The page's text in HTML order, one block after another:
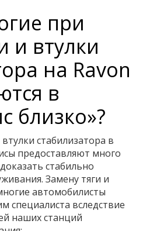
при
и втулки
на Ravon
в
близко»?
стабилизатора в
предоставляют много
стабильно
Замену тяги и
автомобилисты
вследствие
наших станций